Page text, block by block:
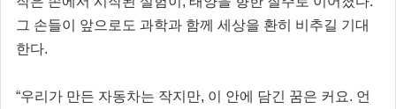
그 손들이 앞으로도 과학과 함께 세상을 환히 비추길 기대
한다.
“우리가 만든 자동차는 작지만, 이 안에 담긴 꿈은 커요. 언